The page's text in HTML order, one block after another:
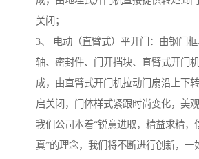
关闭；
3、 电动（直臂式）平开门：由钢门
轴、密封件、门开挡块、直臂式开门
成，由直臂式开门机拉动门扇沿上下
启关闭，门体样式紧跟时尚变化，美观
我们公司本着“锐意进取，精益求精，
真”的理念，我们将不断进行创新，一